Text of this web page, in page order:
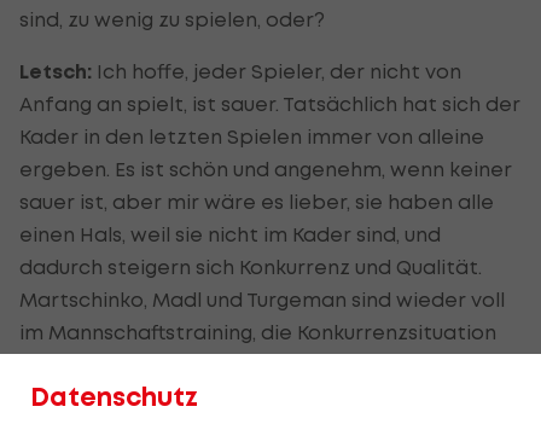
sind, zu wenig zu spielen, oder?
Letsch: Ich hoffe, jeder Spieler, der nicht von
Anfang an spielt, ist sauer. Tatsächlich hat sich der
Kader in den letzten Spielen immer von alleine
ergeben. Es ist schön und angenehm, wenn keiner
sauer ist, aber mir wäre es lieber, sie haben alle
einen Hals, weil sie nicht im Kader sind, und
dadurch steigern sich Konkurrenz und Qualität.
Martschinko, Madl und Turgeman sind wieder voll
im Mannschaftstraining, die Konkurrenzsituation
Datenschutz